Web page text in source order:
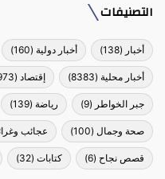
التصنيفات
أخبار (138) أخبار دولية (160)
أخبار محلية (8383) إقتصاد (973)
جبر الخواطر (9) رياضة (139)
صحة وجمال (100) عجائب
قصص نجاح (6) كتابات (32)